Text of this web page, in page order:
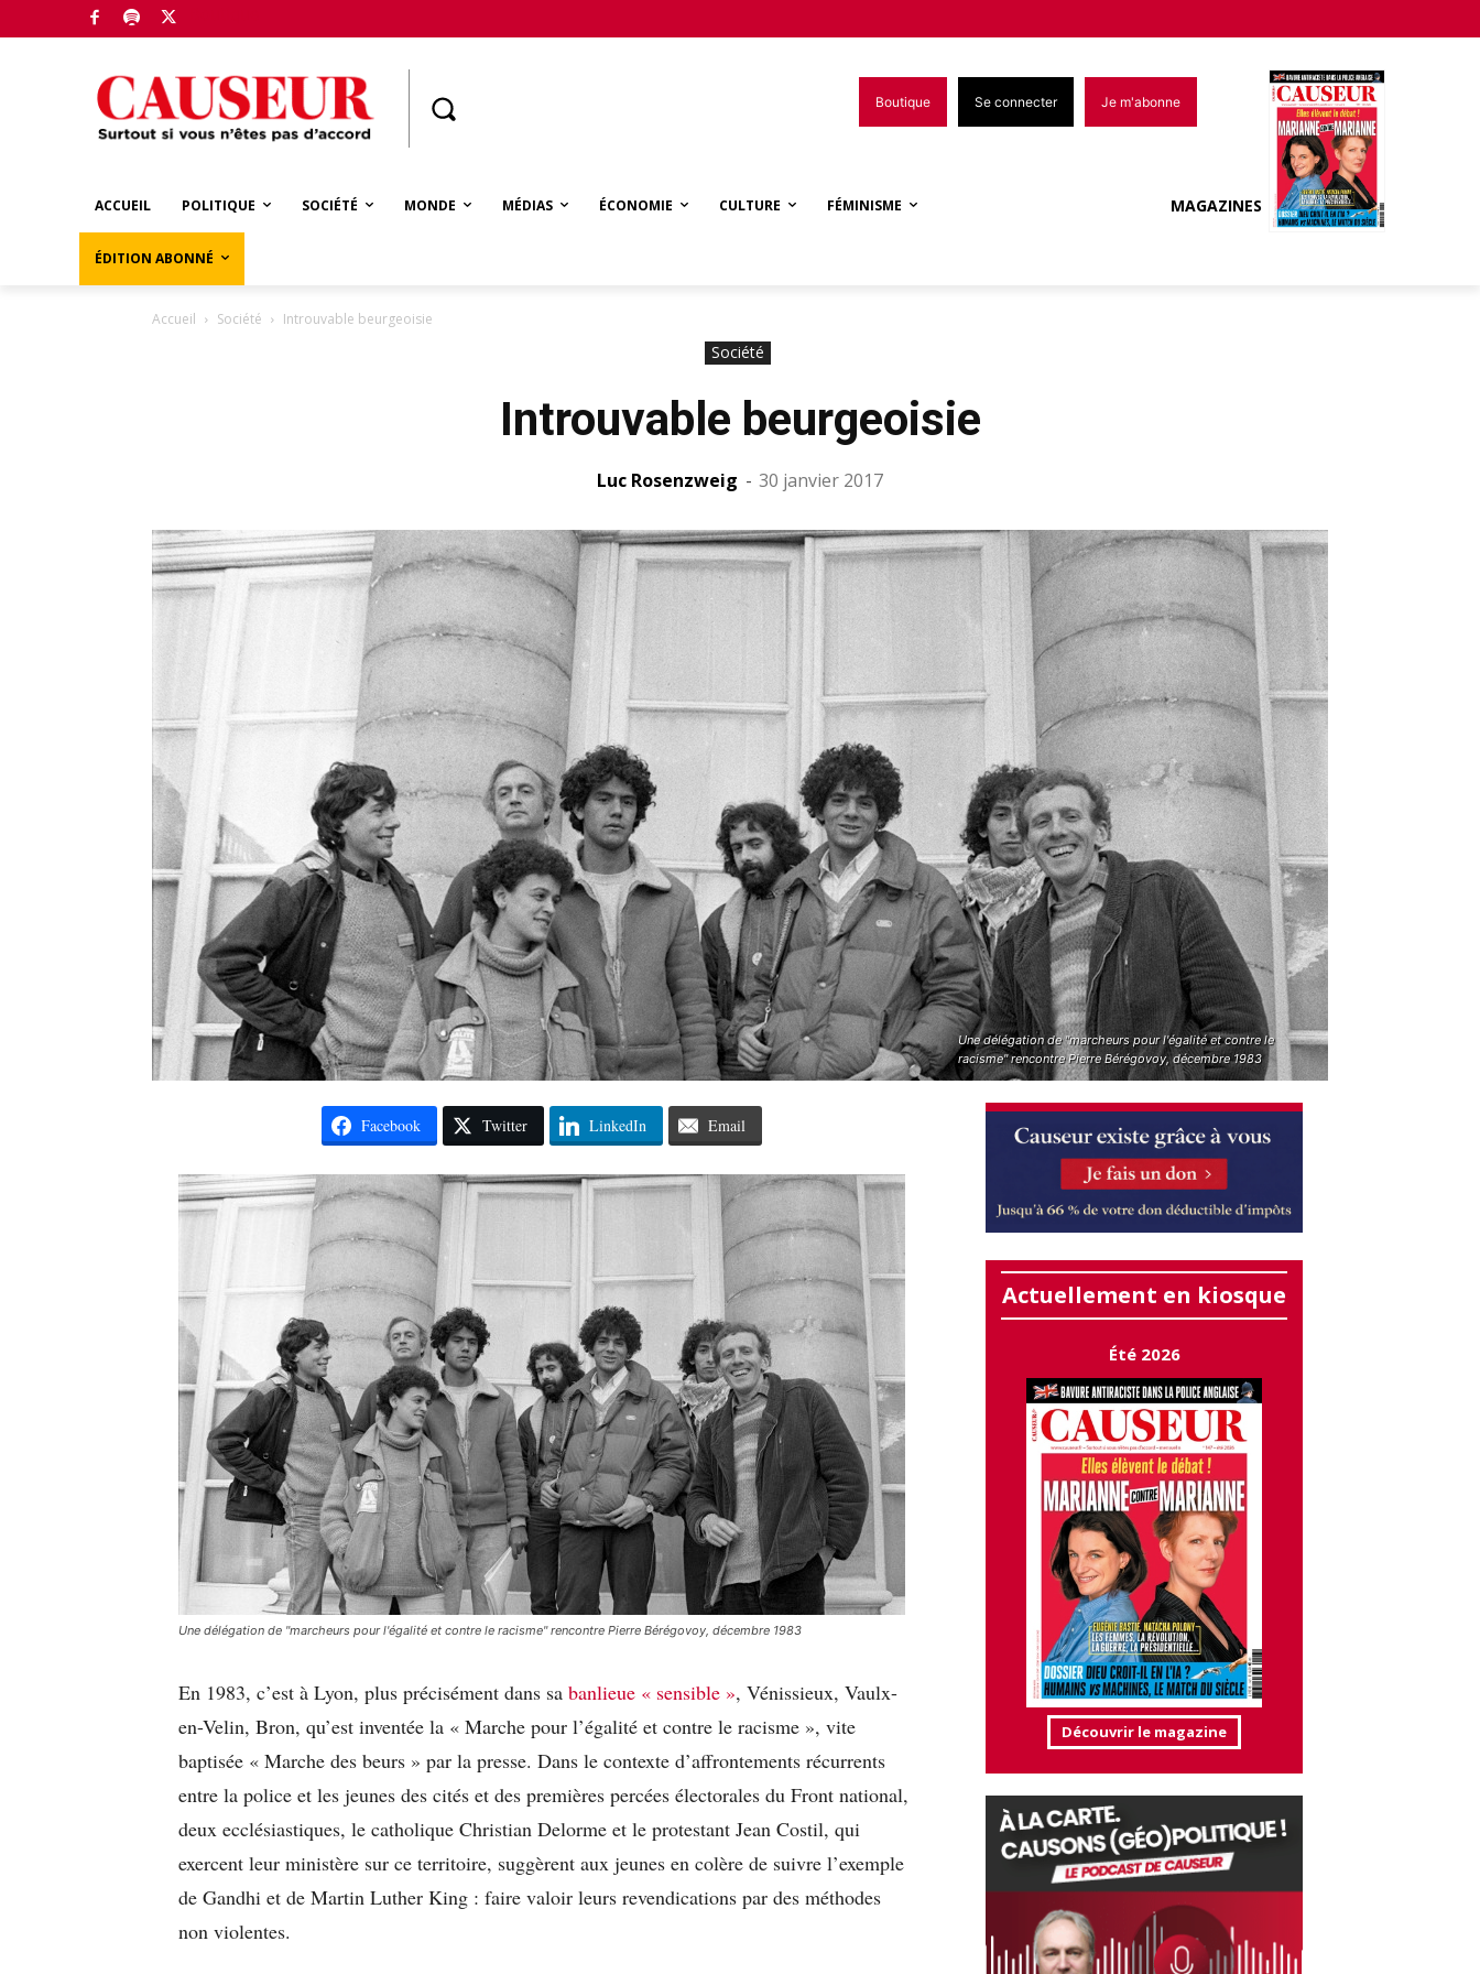
Boutique Se connecter Je m'abonne
ACCUEIL POLITIQUE SOCIÉTÉ MONDE MÉDIAS ÉCONOMIE CULTURE FÉMINISME
ÉDITION ABONNÉ
MAGAZINES
Accueil Société Introuvable beurgeoisie
Société
Introuvable beurgeoisie
Luc Rosenzweig - 30 janvier 2017
Une délégation de "marcheurs pour l'égalité et contre le
racisme" rencontre Pierre Bérégovoy, décembre 1983
Facebook Twitter LinkedIn Email
Une délégation de "marcheurs pour l'égalité et contre le racisme" rencontre Pierre Bérégovoy, décembre 1983
En 1983, c’est à Lyon, plus précisément dans sa banlieue « sensible », Vénissieux, Vaulx-
en-Velin, Bron, qu’est inventée la « Marche pour l’égalité et contre le racisme », vite
baptisée « Marche des beurs » par la presse. Dans le contexte d’affrontements récurrents
entre la police et les jeunes des cités et des premières percées électorales du Front national,
deux ecclésiastiques, le catholique Christian Delorme et le protestant Jean Costil, qui
exercent leur ministère sur ce territoire, suggèrent aux jeunes en colère de suivre l’exemple
de Gandhi et de Martin Luther King : faire valoir leurs revendications par des méthodes
non violentes.
Actuellement en kiosque
Été 2026
Découvrir le magazine